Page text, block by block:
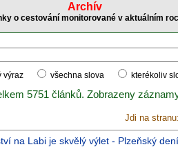
Archív
o cestování monitorované v aktuálním
výraz
všechna slova kterékoliv
5751 článků. Zobrazeny
Jdi na stranu:
na Labi je skvělý výlet - Plzeňský